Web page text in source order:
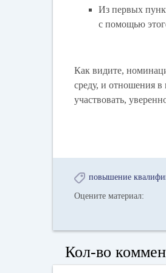
Из первых
с помощью
Как видите,
среду, и отношения в
участвовать,
повышение
Оцените материал:
Кол-во